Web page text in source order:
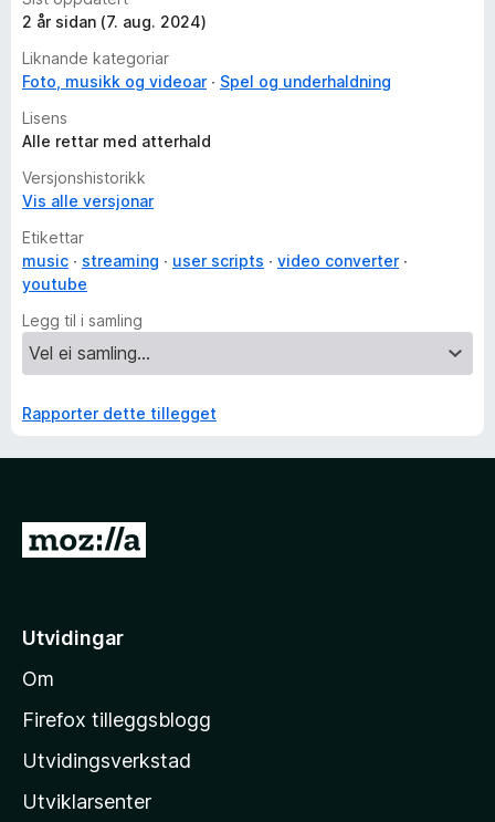
2 år sidan (7. aug. 2024)
Liknande kategoriar
Foto, musikk og videoar
Spel og underhaldning
Lisens
Alle rettar med atterhald
Versjonshistorikk
Vis alle versjonar
Etikettar
music
streaming user scripts
video converter
youtube
Legg til i samling
Rapporter dette tillegget
G
i
M
o
l
Utvidingar
Om
Firefox tilleggsblogg
Utvidingsverkstad
Utviklarsenter